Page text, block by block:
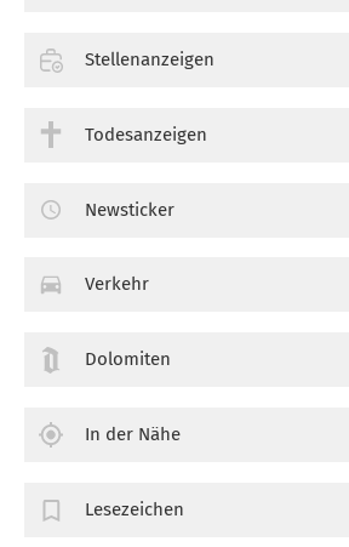
Stellenanzeigen
Todesanzeigen
Newsticker
Verkehr
Dolomiten
In der Nähe
Lesezeichen